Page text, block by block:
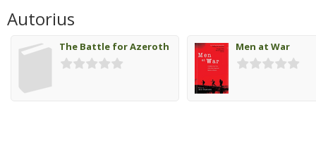
Autorius
The Battle for Azeroth Men at War